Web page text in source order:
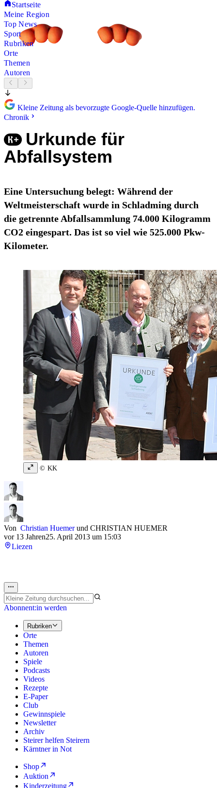
Startseite
Meine Region
Top News
Sport
Rubriken
Orte
Themen
Autoren
Kleine Zeitung als bevorzugte Google-Quelle hinzufügen.
Chronik
Urkunde für
Abfallsystem
Eine Untersuchung belegt: Während der
Weltmeisterschaft wurde in Schladming durch
die getrennte Abfallsammlung 74.000 Kilogramm
CO2 eingespart. Das ist so viel wie 525.000 Pkw-
Kilometer.
© KK
Von Christian Huemerund CHRISTIAN HUEMER
vor 13 Jahren25. April 2013 um 15:03
Liezen
Abonnent:in werden
Rubriken
Orte
Themen
Autoren
Spiele
Podcasts
Videos
Rezepte
E-Paper
Club
Gewinnspiele
Newsletter
Archiv
Steirer helfen Steirern
Kärntner in Not
Shop
Auktion
Kinderzeitung